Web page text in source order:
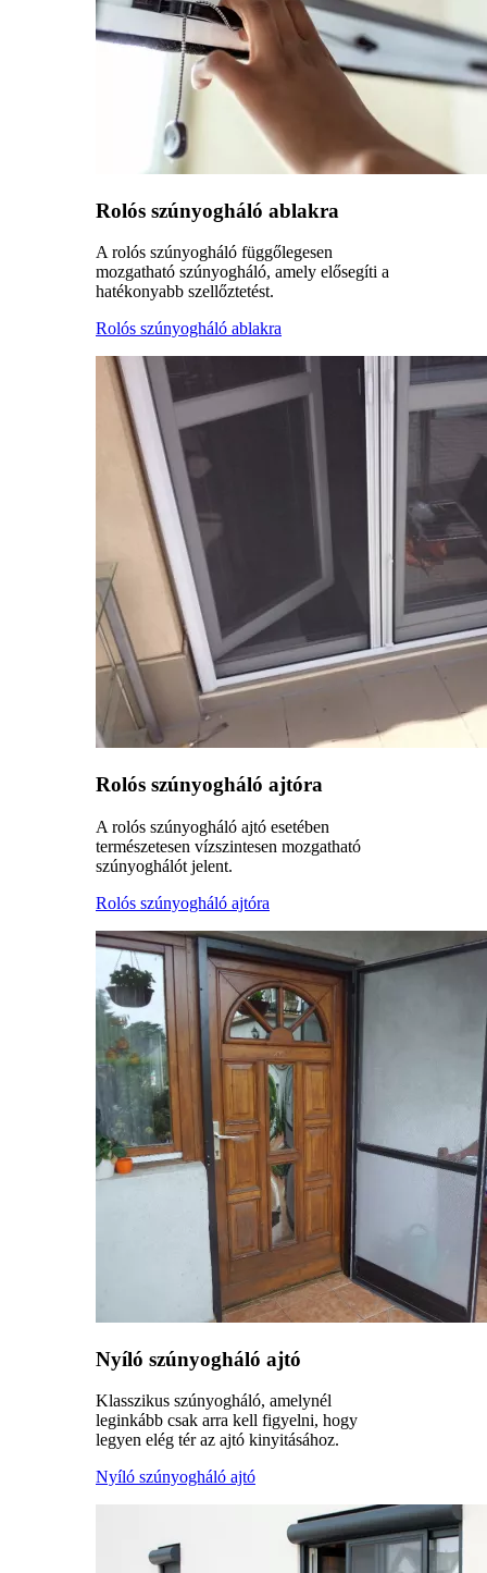
Rolós szúnyogháló ablakra
A rolós szúnyogháló függőlegesen
mozgatható szúnyogháló, amely elősegíti a
hatékonyabb szellőztetést.
Rolós szúnyogháló ablakra
Rolós szúnyogháló ajtóra
A rolós szúnyogháló ajtó esetében
természetesen vízszintesen mozgatható
szúnyoghálót jelent.
Rolós szúnyogháló ajtóra
Nyíló szúnyogháló ajtó
Klasszikus szúnyogháló, amelynél
leginkább csak arra kell figyelni, hogy
legyen elég tér az ajtó kinyitásához.
Nyíló szúnyogháló ajtó